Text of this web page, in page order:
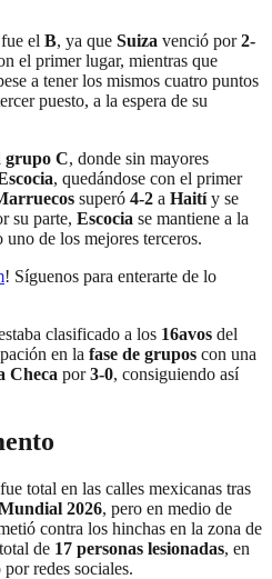
el B, ya que Suiza venció por2-
el primer lugar, mientras que
a tener los mismos cuatro puntos
puesto, a la espera de su
grupo C, donde sin mayores
, quedándose con el primer
superó 4-2 a Haitíy se
su parte, Escocia se mantiene a la
de los mejores terceros.
! Síguenos para enterarte de lo
clasificado a los 16avos del
en la fase de grupos con una
Checa por3-0, consiguiendo así
total en las calles mexicanas tras
2026, pero en medio de
contra los hinchas en la zona de
de 17 personas lesionadas, en
redes sociales.